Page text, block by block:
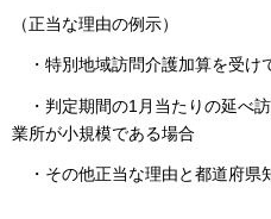
（正当な理由の例示）
・特別地域訪問介護加算を受け
・判定期間の1月当たりの延べ
業所が小規模である場合
・その他正当な理由と都道府県